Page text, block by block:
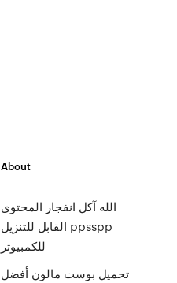
About
الله آكل انفجار المحتوى
القابل للتنزيل ppsspp
للكمبيوتر
تحميل بوست مالون أفضل